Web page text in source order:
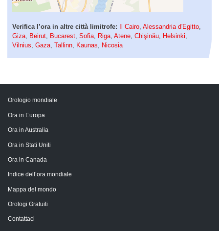
Verifica l’ora in altre città limitrofe: Il Cairo Alessandria d'Egitto
Giza
Beirut Bucarest Sofia Riga Atene Chişinău Helsinki
Vilnius Gaza Tallinn Kaunas Nicosia
Orologio mondiale
Ora in Europa
Ora in Australia
Ora in Stati Uniti
Ora in Canada
Indice dell’ora mondiale
Mappa del mondo
Orologi Gratuiti
Contattaci